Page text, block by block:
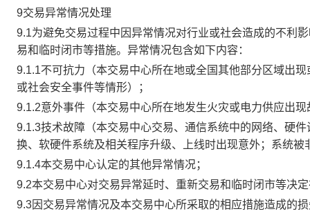
9交易异常情况处理
9.1为避免交易过程中因异常情况对行业或社会造成的不利
易和临时闭市等措施。异常情况包含如下内容：
9.1.1不可抗力（本交易中心所在地或全国其他部分区域出
或社会安全事件等情形）；
9.1.2意外事件（本交易中心所在地发生火灾或电力供应出
9.1.3技术故障（本交易中心交易、通信系统中的网络、硬
换、软硬件系统及相关程序升级、上线时出现意外；系统
9.1.4本交易中心认定的其他异常情况；
9.2本交易中心对交易异常延时、重新交易和临时闭市等决
9.3因交易异常情况及本交易中心所采取的相应措施造成的